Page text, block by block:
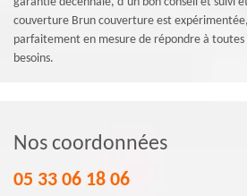
couverture Brun couverture est
parfaitement en mesure de répondre à toutes
besoins.
Nos coordonnées
05 33 06 18 06